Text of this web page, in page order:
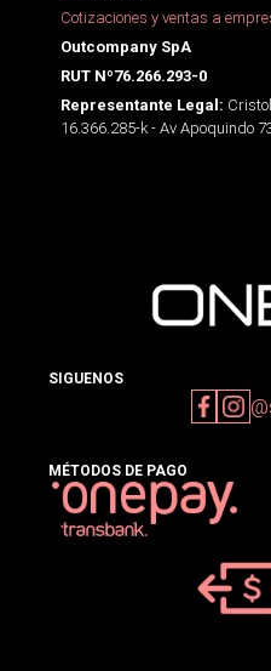
Cotizaciones y ventas a
Outcompany SpA
RUT Nº76.266.293-0
Representante Legal:
16.366.285-k - Av Apoquindo
SIGUENOS
MÉTODOS DE PAGO